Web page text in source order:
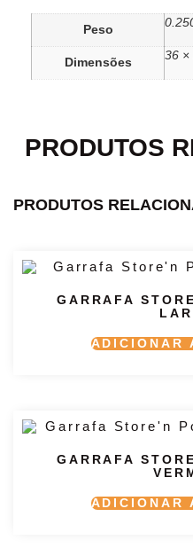
Peso
Dimensões
36 ×
PRODUTOS
PRODUTOS
GARRAFA
ADICIONAR
GARRAFA
ADICIONAR